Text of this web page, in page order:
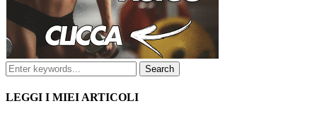
LEGGI I MIEI ARTICOLI